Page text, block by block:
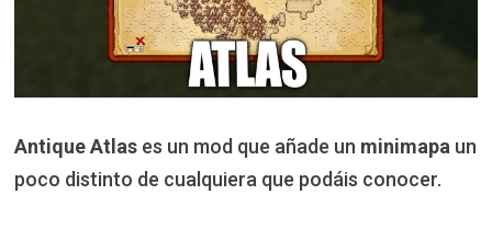
Antique Atlases un mod que añade un minimapaun
poco distinto de cualquiera que podáis conocer.